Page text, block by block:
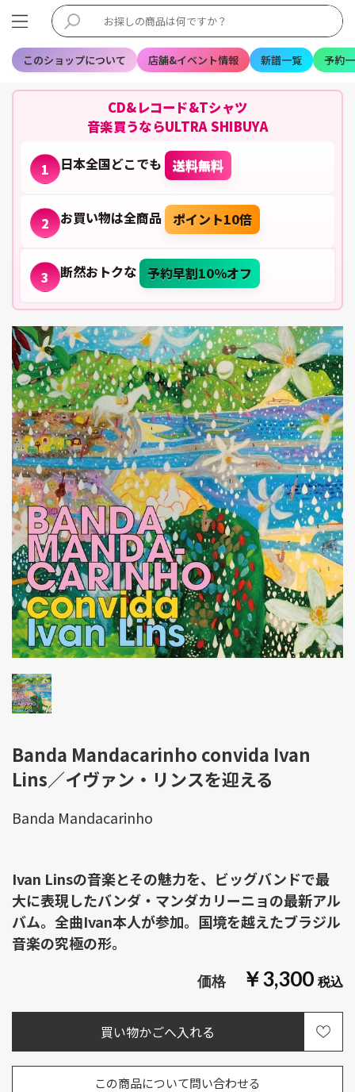
このショップについて 店舗&イベント情報 新譜一覧 予約
CD&レコード&Tシャツ
音楽買うならULTRA SHIBUYA
1 日本全国どこでも 送料無料
2 お買い物は全商品 ポイント10倍
3 断然おトクな 予約早割10%オフ
Banda Mandacarinho convida Ivan
Lins／イヴァン・リンスを迎える
￥3,300
この商品について問い合わせる
Banda Mandacarinho
Ivan Linsの音楽とその魅力を、ビッグバンドで最
大に表現したバンダ・マンダカリーニョの最新アル
バム。全曲Ivan本人が参加。国境を越えたブラジル
音楽の究極の形。